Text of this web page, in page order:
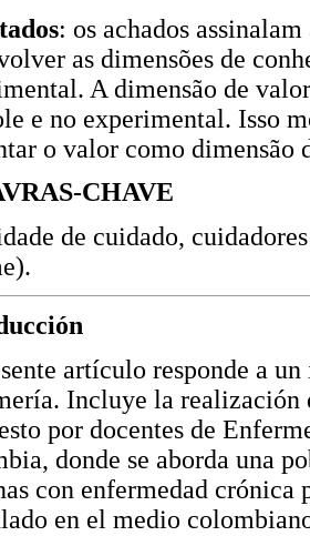
: os achados
as dimensões de
A dimensão de
e no experimental. Isso
o valor como dimensão
CHAVE
de cuidado,
artículo responde a
Incluye la
por docentes de
donde se aborda una
con enfermedad
en el medio